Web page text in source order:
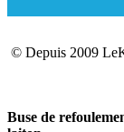
© Depuis 2009
Buse de